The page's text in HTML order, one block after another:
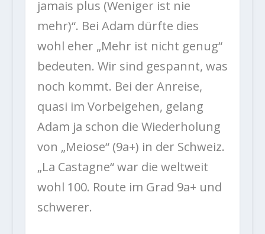
jamais plus (Weniger ist nie
mehr)“. Bei Adam dürfte dies
wohl eher „Mehr ist nicht genug“
bedeuten. Wir sind gespannt, was
noch kommt. Bei der Anreise,
quasi im Vorbeigehen, gelang
Adam ja schon die Wiederholung
von „Meiose“ (9a+) in der Schweiz.
„La Castagne“ war die weltweit
wohl 100. Route im Grad 9a+ und
schwerer.